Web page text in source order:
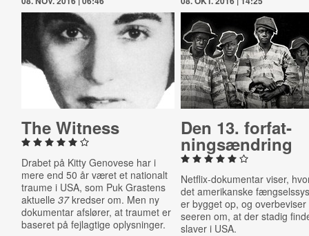
The Witness
Drabet på Kitty Genovese har i
mere end 50 år været et nationalt
traume i USA, som Puk Grastens
aktuelle 37kredser om. Men ny
dokumentar afslører, at traumet er
baseret på fejlagtige oplysninger.
Den 13. for­fat­
nings­æn­dring
Netflix-dokumentar viser,
det amerikanske
er bygget op, og overbeviser
seeren om, at der stadig
slaver i USA.